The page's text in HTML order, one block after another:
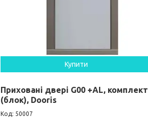
Купити
Приховані двері G00 +AL, комплект
(блок), Dooris
50007